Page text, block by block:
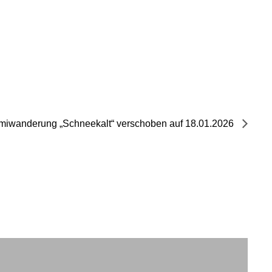
„Schneekalt“ verschoben auf 18.01.2026